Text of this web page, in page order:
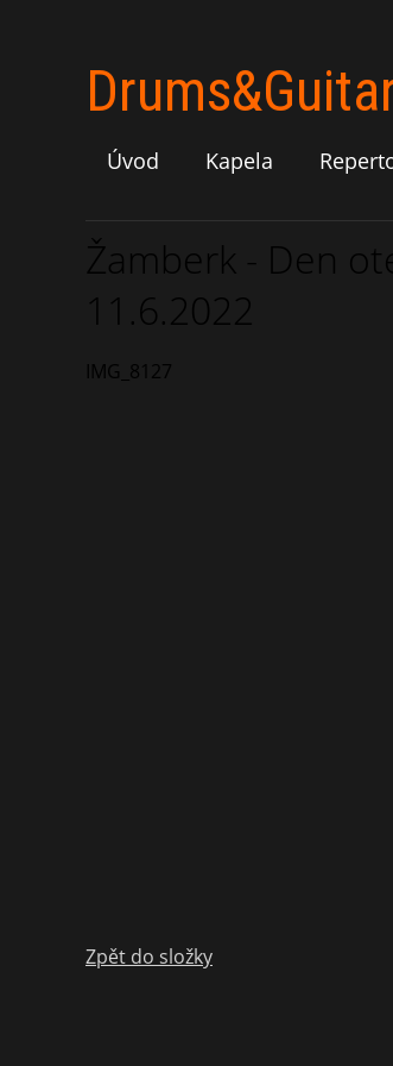
Úvod Kapela
Žamberk - Den
11.6.2022
IMG_8127
Zpět do složky